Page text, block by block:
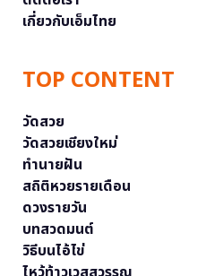
เกี่ยวกับเอ็มไทย
TOP CONTENT
วัดสวย
วัดสวยเชียงใหม่
ทำนายฝัน
สถิติหวยรายเดือน
ดวงรายวัน
บทสวดมนต์
วิธีบนไอ้ไข่